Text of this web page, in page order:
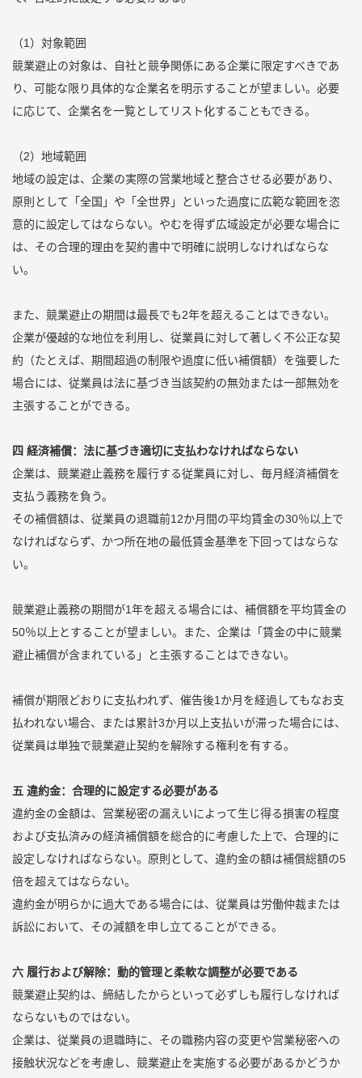
（1）対象範囲
競業避止の対象は、自社と競争関係にある企業に限定すべきであ
り、可能な限り具体的な企業名を明示することが望ましい。必要
に応じて、企業名を一覧としてリスト化することもできる。
（2）地域範囲
地域の設定は、企業の実際の営業地域と整合させる必要があり、
原則として「全国」や「全世界」といった過度に広範な範囲を恣
意的に設定してはならない。やむを得ず広域設定が必要な場合に
は、その合理的理由を契約書中で明確に説明しなければならな
い。
また、競業避止の期間は最長でも2年を超えることはできない。
企業が優越的な地位を利用し、従業員に対して著しく不公正な契
約（たとえば、期間超過の制限や過度に低い補償額）を強要した
場合には、従業員は法に基づき当該契約の無効または一部無効を
主張することができる。
四 経済補償：法に基づき適切に支払わなければならない
企業は、競業避止義務を履行する従業員に対し、毎月経済補償を
支払う義務を負う。
その補償額は、従業員の退職前12か月間の平均賃金の30％以上で
なければならず、かつ所在地の最低賃金基準を下回ってはならな
い。
競業避止義務の期間が1年を超える場合には、補償額を平均賃金の
50％以上とすることが望ましい。また、企業は「賃金の中に競業
避止補償が含まれている」と主張することはできない。
補償が期限どおりに支払われず、催告後1か月を経過してもなお支
払われない場合、または累計3か月以上支払いが滞った場合には、
従業員は単独で競業避止契約を解除する権利を有する。
五 違約金：合理的に設定する必要がある
違約金の金額は、営業秘密の漏えいによって生じ得る損害の程度
および支払済みの経済補償額を総合的に考慮した上で、合理的に
設定しなければならない。原則として、違約金の額は補償総額の5
倍を超えてはならない。
違約金が明らかに過大である場合には、従業員は労働仲裁または
訴訟において、その減額を申し立てることができる。
六 履行および解除：動的管理と柔軟な調整が必要である
競業避止契約は、締結したからといって必ずしも履行しなければ
ならないものではない。
企業は、従業員の退職時に、その職務内容の変更や営業秘密への
接触状況などを考慮し、競業避止を実施する必要があるかどうか